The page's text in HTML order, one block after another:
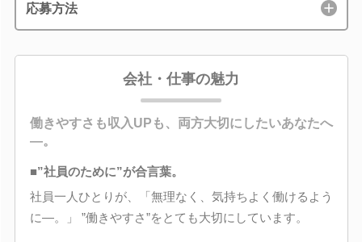
応募方法
会社・仕事の魅力
働きやすさも収入UPも、両方大切にしたいあなたへ
―。
■”社員のために”が合言葉。
社員一人ひとりが、「無理なく、気持ちよく働けるよう
に―。」 ”働きやすさ”をとても大切にしています。